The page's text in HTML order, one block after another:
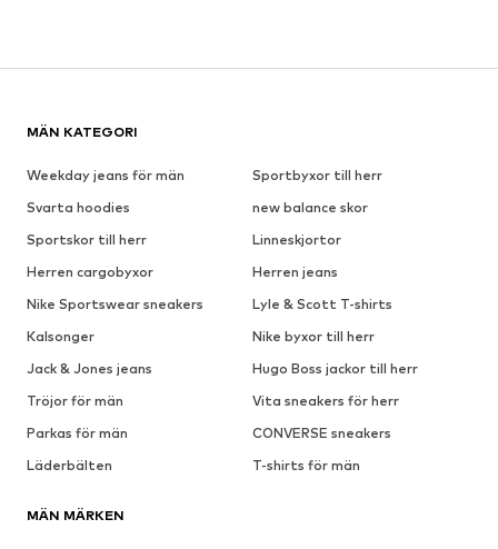
MÄN KATEGORI
Weekday jeans för män
Sportbyxor till herr
Svarta hoodies
new balance skor
Sportskor till herr
Linneskjortor
Herren cargobyxor
Herren jeans
Nike Sportswear sneakers
Lyle & Scott T-shirts
Kalsonger
Nike byxor till herr
Jack & Jones jeans
Hugo Boss jackor till herr
Tröjor för män
Vita sneakers för herr
Parkas för män
CONVERSE sneakers
Läderbälten
T-shirts för män
MÄN MÄRKEN